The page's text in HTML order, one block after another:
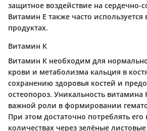
защитное воздействие на сердечно-
Витамин Е также часто используется
продуктах.
Витамин К
Витамин К необходим для
крови и метаболизма кальция в
сохранению здоровья костей и
остеопороз. Уникальность витамина
важной роли в формировании
При этом достаточно потреблять
количествах через зелёные